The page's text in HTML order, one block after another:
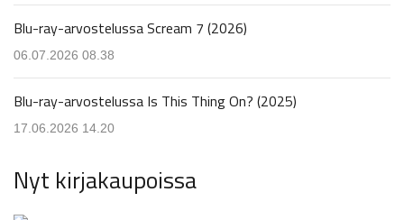
Blu-ray-arvostelussa Scream 7 (2026)
06.07.2026 08.38
Blu-ray-arvostelussa Is This Thing On? (2025)
17.06.2026 14.20
Nyt kirjakaupoissa